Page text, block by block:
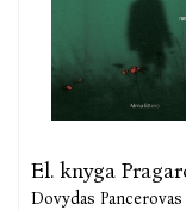
šimtus
Peter Greste
tarptautinius
analizės
premijas už
El. knyga
Dovydas Pancerovas